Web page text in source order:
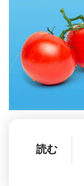
読む